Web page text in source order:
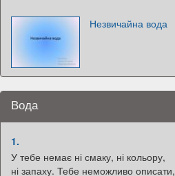
Незвичайна вода
Вода
1.
У тебе немає ні смаку, ні кольору,
ні запаху. Тебе неможливо описати,